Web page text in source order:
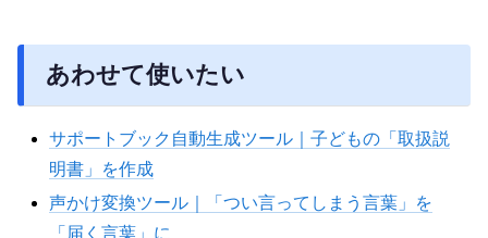
あわせて使いたい
サポートブック自動生成ツール｜子どもの「取扱説
明書」を作成
声かけ変換ツール｜「つい言ってしまう言葉」を
「届く言葉」に